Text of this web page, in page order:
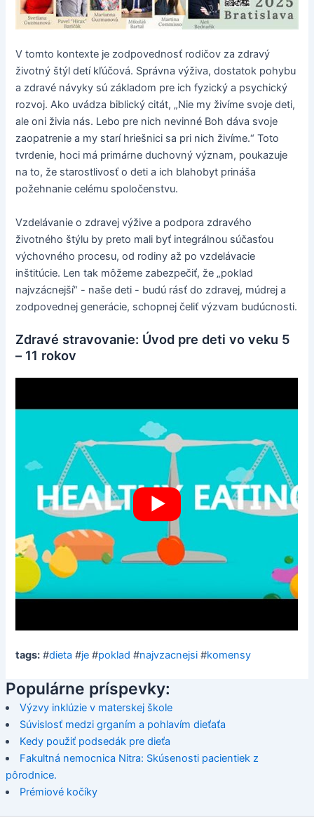
V tomto kontexte je zodpovednosť rodičov za zdravý
životný štýl detí kľúčová. Správna výživa, dostatok pohybu
a zdravé návyky sú základom pre ich fyzický a psychický
rozvoj. Ako uvádza biblický citát, „Nie my živíme svoje deti,
ale oni živia nás. Lebo pre nich nevinné Boh dáva svoje
zaopatrenie a my starí hriešnici sa pri nich živíme.“ Toto
tvrdenie, hoci má primárne duchovný význam, poukazuje
na to, že starostlivosť o deti a ich blahobyt prináša
požehnanie celému spoločenstvu.
Vzdelávanie o zdravej výžive a podpora zdravého
životného štýlu by preto mali byť integrálnou súčasťou
výchovného procesu, od rodiny až po vzdelávacie
inštitúcie. Len tak môžeme zabezpečiť, že „poklad
najvzácnejší“ - naše deti - budú rásť do zdravej, múdrej a
zodpovednej generácie, schopnej čeliť výzvam budúcnosti.
Zdravé stravovanie: Úvod pre deti vo veku 5
– 11 rokov
tags: #dieta #je #poklad #najvzacnejsi #komensy
Populárne príspevky:
Výzvy inklúzie v materskej škole
Súvislosť medzi grganím a pohlavím dieťaťa
Kedy použiť podsedák pre dieťa
Fakultná nemocnica Nitra: Skúsenosti pacientiek z
pôrodnice.
Prémiové kočíky